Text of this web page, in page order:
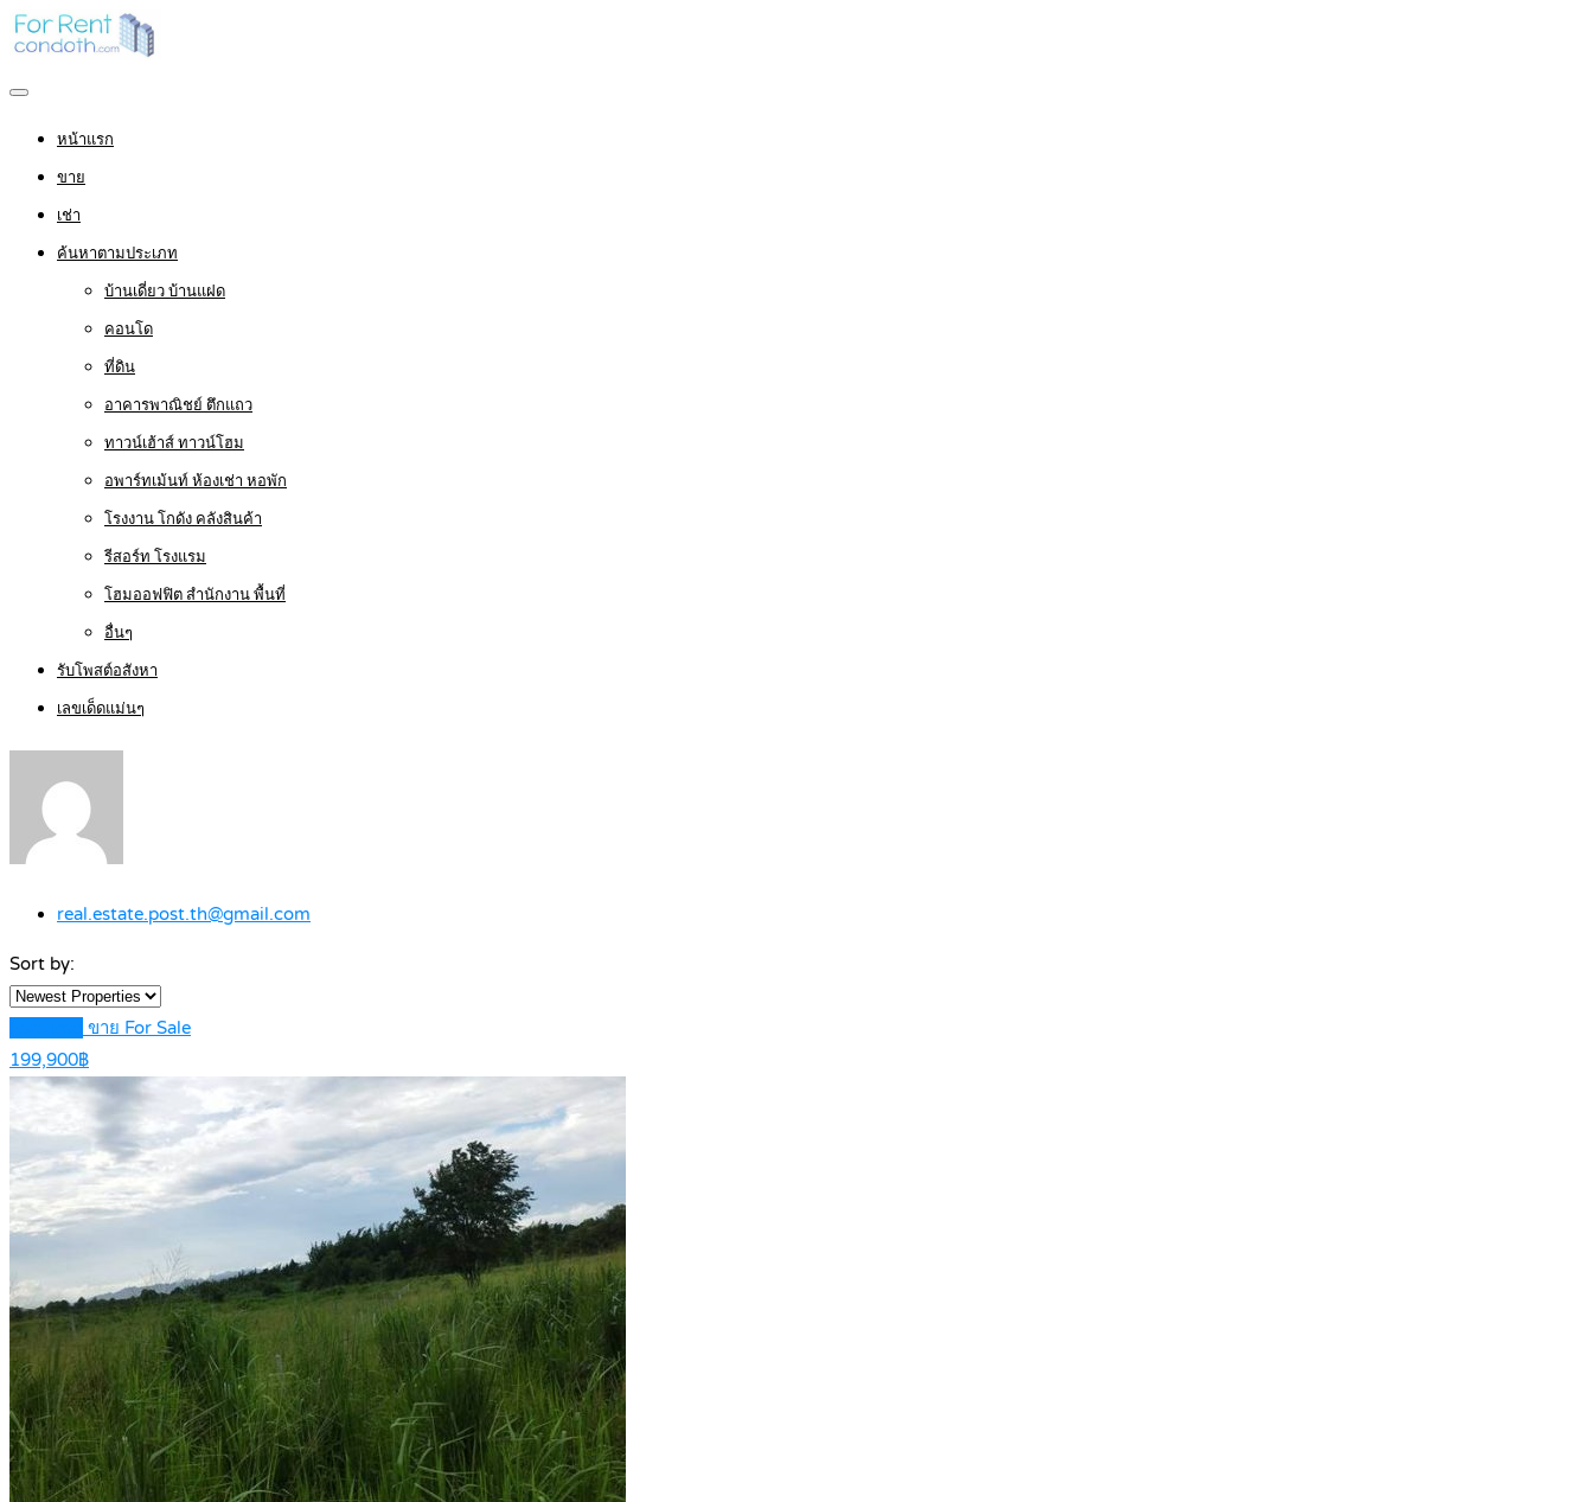
หน้าแรก
ขาย
เช่า
ค้นหาตามประเภท
บ้านเดี่ยว บ้านแฝด
คอนโด
ที่ดิน
อาคารพาณิชย์ ตึกแถว
ทาวน์เฮ้าส์ ทาวน์โฮม
อพาร์ทเม้นท์ ห้องเช่า หอพัก
โรงงาน โกดัง คลังสินค้า
รีสอร์ท โรงแรม
โฮมออฟฟิต สำนักงาน พื้นที่
อื่นๆ
รับโพสต์อสังหา
เลขเด็ดแม่นๆ
real.estate.post.th@gmail.com
Sort by:
ขาย For Sale
199,900฿